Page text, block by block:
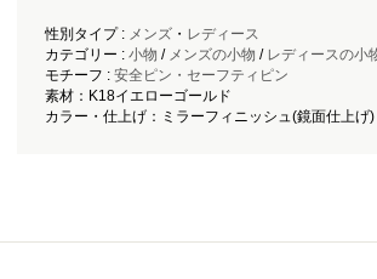
性別タイプ : メンズ・ レディース
カテゴリー : 小物 / メンズの小物 / レディースの小
モチーフ : 安全ピン・セーフティピン
素材：K18イエローゴールド
カラー・仕上げ：ミラーフィニッシュ(鏡面仕上げ)